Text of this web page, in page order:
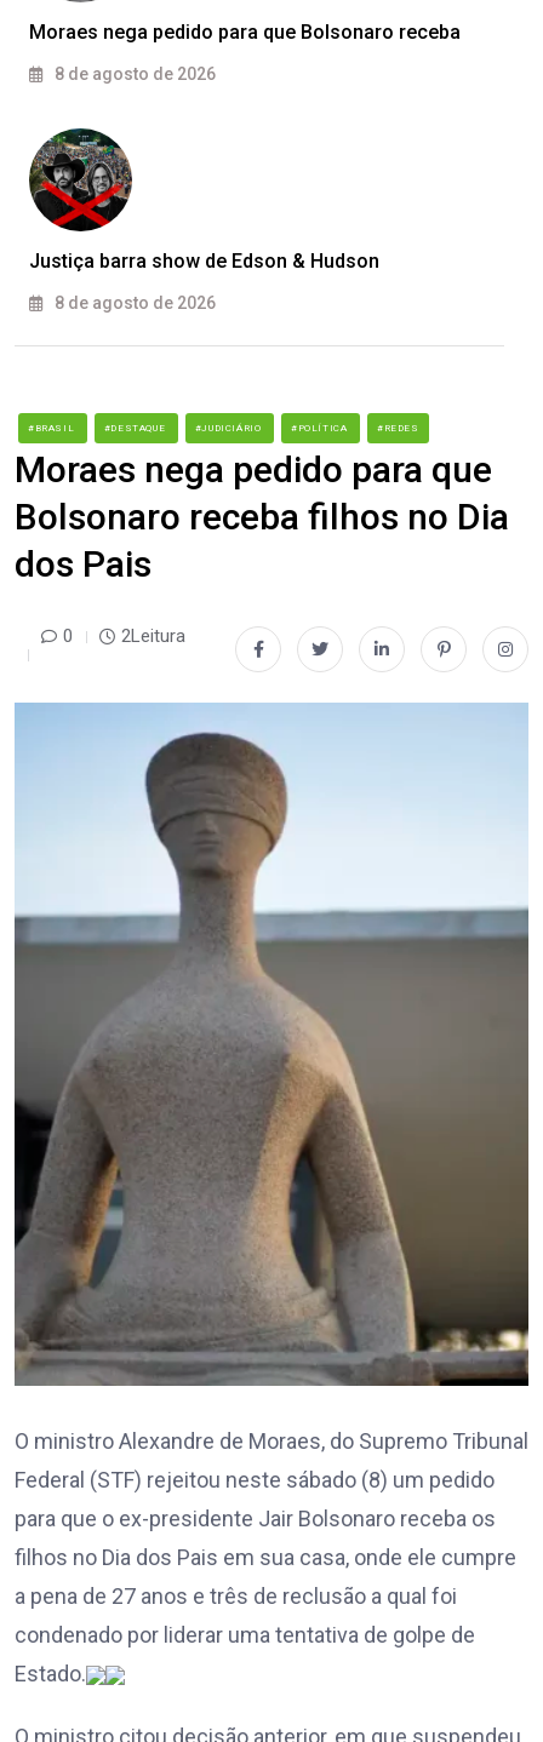
Moraes nega pedido para que Bolsonaro receba
8 de agosto de 2026
Justiça barra show de Edson & Hudson
8 de agosto de 2026
#BRASIL #DESTAQUE #JUDICIÁRIO #POLÍTICA #REDES
Moraes nega pedido para que
Bolsonaro receba filhos no Dia
dos Pais
0 2Leitura
O ministro Alexandre de Moraes, do Supremo Tribunal
Federal (STF) rejeitou neste sábado (8) um pedido
para que o ex-presidente Jair Bolsonaro receba os
filhos no Dia dos Pais em sua casa, onde ele cumpre
a pena de 27 anos e três de reclusão a qual foi
condenado por liderar uma tentativa de golpe de
Estado.
O ministro citou decisão anterior, em que suspendeu